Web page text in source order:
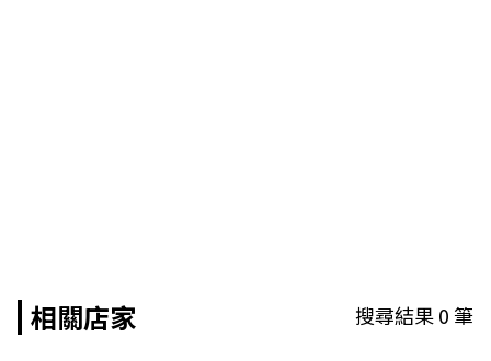
相關店家 搜尋結果0筆